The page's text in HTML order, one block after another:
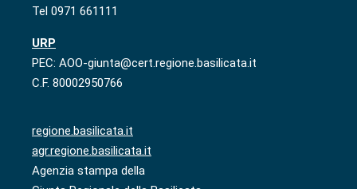
Tel 0971 661111
URP
PEC: AOO-giunta@cert.regione.basilicata.it
C.F. 80002950766
regione.basilicata.it
agr.regione.basilicata.it
Agenzia stampa della